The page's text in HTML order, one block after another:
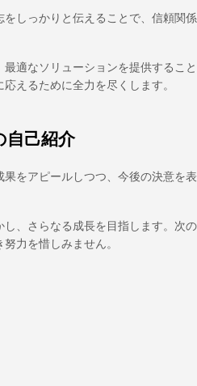
しっかりと伝えることで、信頼関係
適なソリューションを提供すること
えるために全力を尽くします。
自己紹介
をアピールしつつ、今後の決意を表
、さらなる成長を目指します。次の
力を惜しみません。